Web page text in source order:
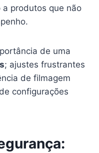
produtos que não
de uma
; ajustes frustrantes
de filmagem
configurações